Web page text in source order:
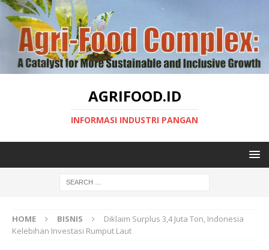
AGRIFOOD.ID
INFORMASI INDUSTRI PANGAN
HOME BISNIS
Diklaim Surplus 3,4 Juta Ton, Indonesia
Kelebihan Investasi Rumput Laut